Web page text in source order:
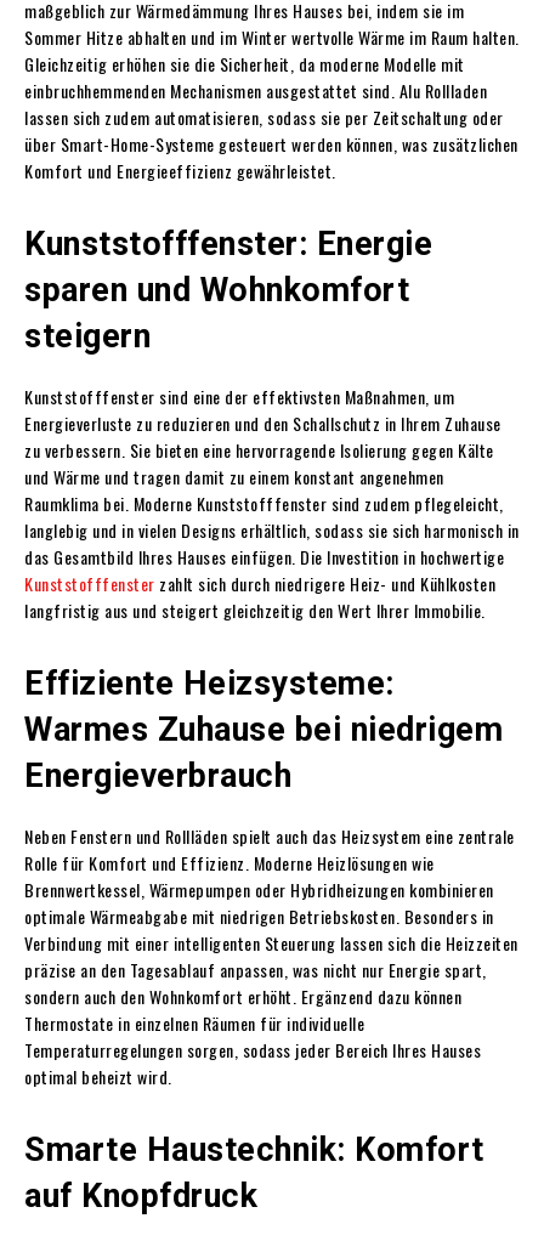
maßgeblich zur Wärmedämmung Ihres Hauses bei, indem sie im
Sommer Hitze abhalten und im Winter wertvolle Wärme im Raum halten.
Gleichzeitig erhöhen sie die Sicherheit, da moderne Modelle mit
einbruchhemmenden Mechanismen ausgestattet sind. Alu Rollladen
lassen sich zudem automatisieren, sodass sie per Zeitschaltung oder
über Smart-Home-Systeme gesteuert werden können, was zusätzlichen
Komfort und Energieeffizienz gewährleistet.
Kunststofffenster: Energie
sparen und Wohnkomfort
steigern
Kunststofffenster sind eine der effektivsten Maßnahmen, um
Energieverluste zu reduzieren und den Schallschutz in Ihrem Zuhause
zu verbessern. Sie bieten eine hervorragende Isolierung gegen Kälte
und Wärme und tragen damit zu einem konstant angenehmen
Raumklima bei. Moderne Kunststofffenster sind zudem pflegeleicht,
langlebig und in vielen Designs erhältlich, sodass sie sich harmonisch in
das Gesamtbild Ihres Hauses einfügen. Die Investition in hochwertige
Kunststofffenster zahlt sich durch niedrigere Heiz- und Kühlkosten
langfristig aus und steigert gleichzeitig den Wert Ihrer Immobilie.
Effiziente Heizsysteme:
Warmes Zuhause bei niedrigem
Energieverbrauch
Neben Fenstern und Rollläden spielt auch das Heizsystem eine zentrale
Rolle für Komfort und Effizienz. Moderne Heizlösungen wie
Brennwertkessel, Wärmepumpen oder Hybridheizungen kombinieren
optimale Wärmeabgabe mit niedrigen Betriebskosten. Besonders in
Verbindung mit einer intelligenten Steuerung lassen sich die Heizzeiten
präzise an den Tagesablauf anpassen, was nicht nur Energie spart,
sondern auch den Wohnkomfort erhöht. Ergänzend dazu können
Thermostate in einzelnen Räumen für individuelle
Temperaturregelungen sorgen, sodass jeder Bereich Ihres Hauses
optimal beheizt wird.
Smarte Haustechnik: Komfort
auf Knopfdruck